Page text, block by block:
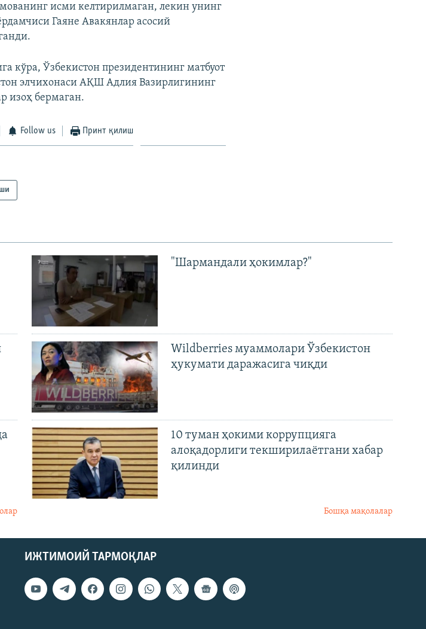
исми келтирилмаган, лекин унинг
Гаяне Авакянлар асосий
кўра, Ўзбекистон президентининг матбуот
элчихонаси АҚШ Адлия Вазирлигининг
изоҳ бермаган.
Follow us Принт қилиш
"Шармандали ҳокимлар?"
Wildberries муаммолари Ўзбекистон
ҳукумати даражасига чиқди
10 туман ҳокими коррупцияга
алоқадорлиги текширилаётгани хабар
қилинди
Бошқа мақолалар
ИЖТИМОИЙ ТАРМОҚЛАР